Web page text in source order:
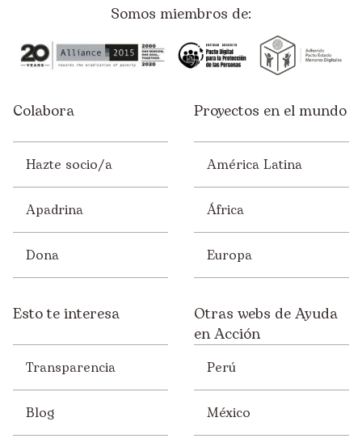
Somos miembros de:
Colabora
Hazte socio/a
Apadrina
Dona
Proyectos en el mundo
América Latina
África
Europa
Esto te interesa
Transparencia
Blog
Otras webs de Ayuda
en Acción
Perú
México